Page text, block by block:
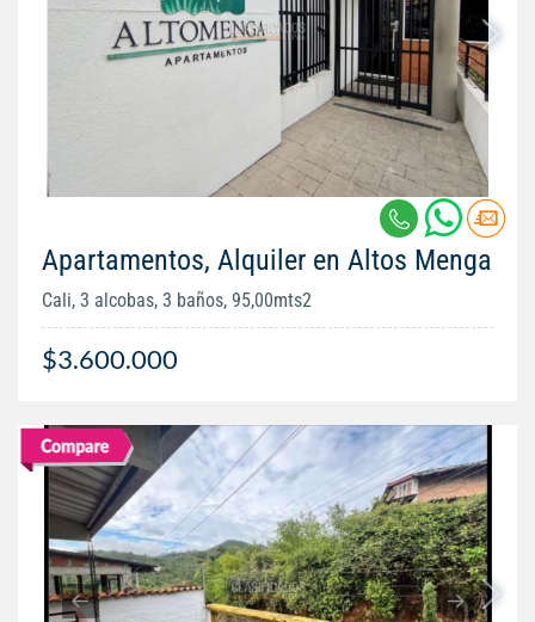
Apartamentos, Alquiler en Altos Menga
Cali, 3 alcobas, 3 baños, 95,00mts2
$3.600.000